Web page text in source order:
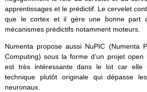
apprentissages et le prédictif. Le cervelet
que le cortex et il gère une bonne part
mécanismes prédictifs notamment moteurs.
Numenta propose aussi NuPIC (Numenta
Computing) sous la forme d’un projet open
est très intéressante dans le lot car elle
technique plutôt originale qui dépasse
neuronaux.